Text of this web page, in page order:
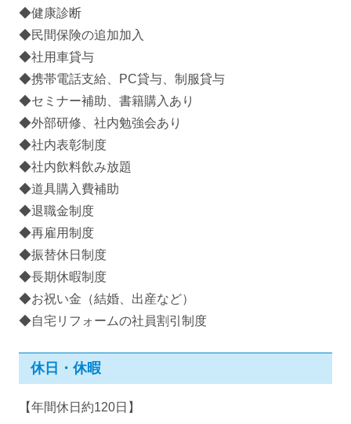
◆健康診断
◆民間保険の追加加入
◆社用車貸与
◆携帯電話支給、PC貸与、制服貸与
◆セミナー補助、書籍購入あり
◆外部研修、社内勉強会あり
◆社内表彰制度
◆社内飲料飲み放題
◆道具購入費補助
◆退職金制度
◆再雇用制度
◆振替休日制度
◆長期休暇制度
◆お祝い金（結婚、出産など）
◆自宅リフォームの社員割引制度
休日・休暇
【年間休日約120日】